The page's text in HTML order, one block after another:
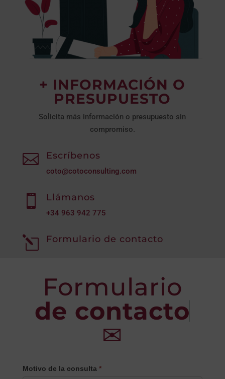
+ INFORMACIÓN O
PRESUPUESTO
Solicita más información o presupuesto sin
compromiso.
 Escríbenos
coto@cotoconsulting.com
 Llámanos
+34 963 942 775
l Formulario de contacto
Formulario
de contacto
✉
CONTACTO
Motivo de la consulta *